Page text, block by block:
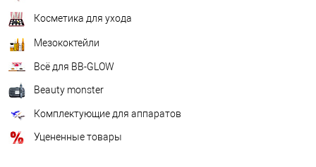
Косметика для ухода
Мезококтейли
Всё для BB-GLOW
Beauty monster
Комплектующие для аппаратов
Уцененные товары